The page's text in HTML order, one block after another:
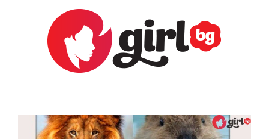
GIRL.BG
Navigation